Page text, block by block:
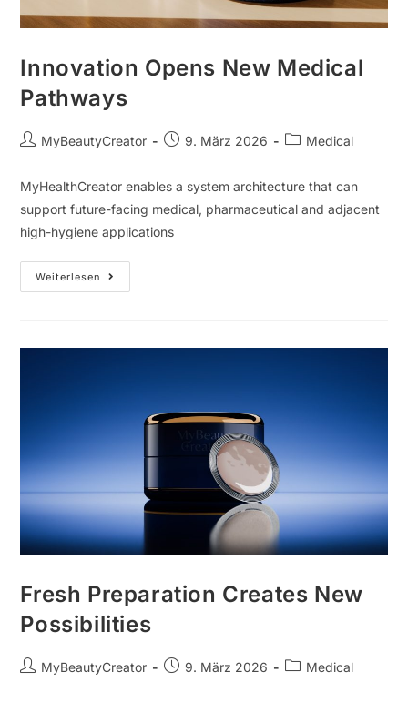
Innovation Opens New Medical
Pathways
MyBeautyCreator 9. März 2026 Medical
MyHealthCreator enables a system architecture that can
support future-facing medical, pharmaceutical and adjacent
high-hygiene applications
Weiterlesen
Fresh Preparation Creates New
Possibilities
MyBeautyCreator 9. März 2026 Medical